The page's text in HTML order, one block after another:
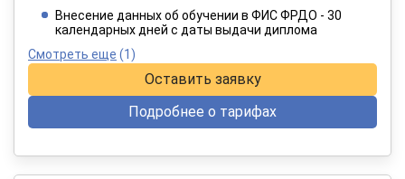
При оплате в рассрочку на 12 месяцев
Внесение данных об обучении в ФИС ФРДО - 30
календарных дней с даты выдачи диплома
Смотреть еще (1)
Оставить заявку
Подробнее о тарифах